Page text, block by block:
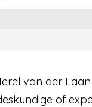
van der
of